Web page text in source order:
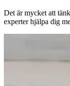
Det är mycket att
experter hjälpa dig